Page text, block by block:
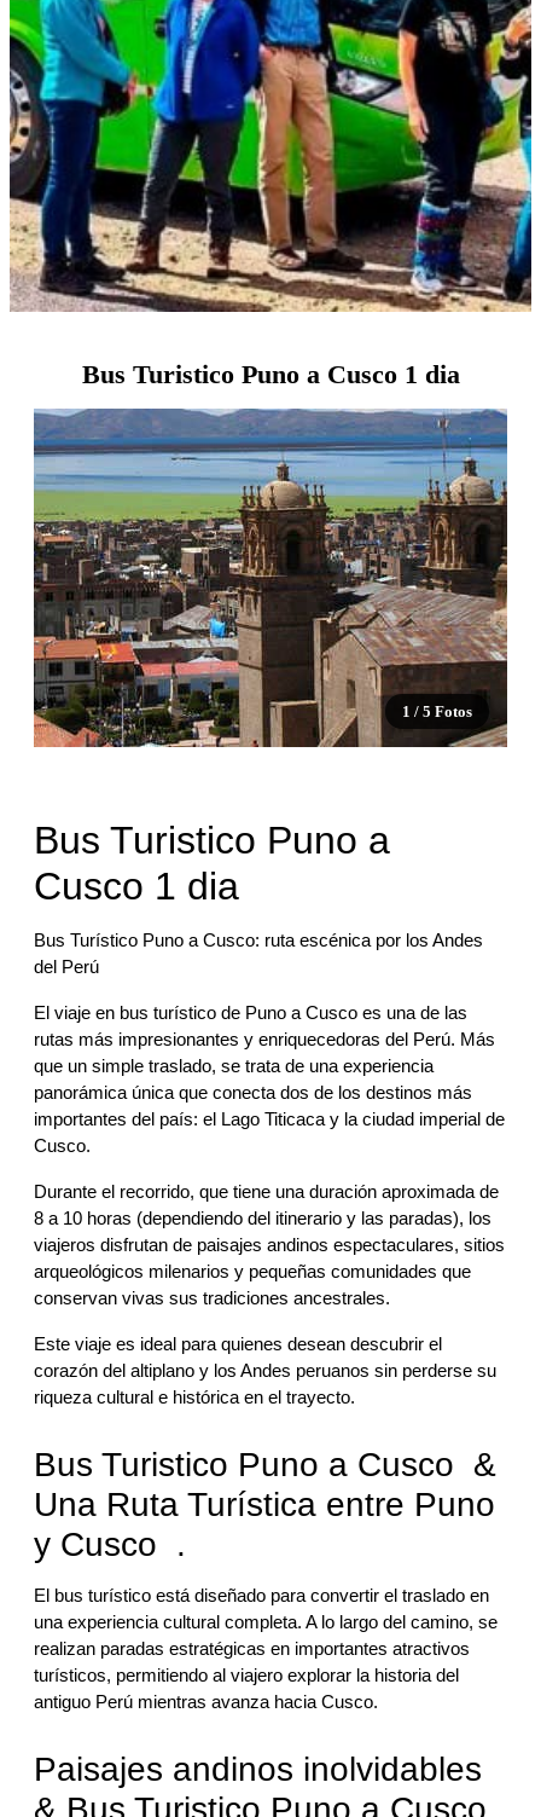
Bus Turistico Puno a Cusco 1 dia
1 / 5 Fotos
Bus Turistico Puno a
Cusco 1 dia
Bus Turístico Puno a Cusco: ruta escénica por los Andes
del Perú
El viaje en bus turístico de Puno a Cusco es una de las
rutas más impresionantes y enriquecedoras del Perú. Más
que un simple traslado, se trata de una experiencia
panorámica única que conecta dos de los destinos más
importantes del país: el Lago Titicaca y la ciudad imperial de
Cusco.
Durante el recorrido, que tiene una duración aproximada de
8 a 10 horas (dependiendo del itinerario y las paradas), los
viajeros disfrutan de paisajes andinos espectaculares, sitios
arqueológicos milenarios y pequeñas comunidades que
conservan vivas sus tradiciones ancestrales.
Este viaje es ideal para quienes desean descubrir el
corazón del altiplano y los Andes peruanos sin perderse su
riqueza cultural e histórica en el trayecto.
Bus Turistico Puno a Cusco &
Una Ruta Turística entre Puno
y Cusco .
El bus turístico está diseñado para convertir el traslado en
una experiencia cultural completa. A lo largo del camino, se
realizan paradas estratégicas en importantes atractivos
turísticos, permitiendo al viajero explorar la historia del
antiguo Perú mientras avanza hacia Cusco.
Paisajes andinos inolvidables